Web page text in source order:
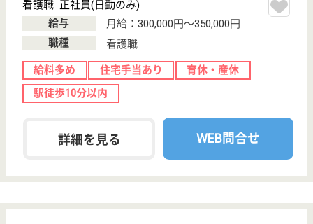
ケアマネジャー
OT その他・なし
次のステップへ
戻る
東京都墨田区で人気の求人特集